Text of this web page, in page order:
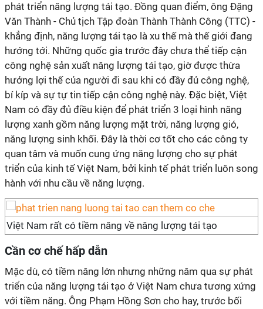
phát triển năng lượng tái tạo. Đồng quan điểm, ông Đặng
Văn Thành - Chủ tịch Tập đoàn Thành Thành Công (TTC) -
khẳng định, năng lượng tái tạo là xu thế mà thế giới đang
hướng tới. Những quốc gia trước đây chưa thể tiếp cận
công nghệ sản xuất năng lượng tái tạo, giờ được thừa
hưởng lợi thế của người đi sau khi có đầy đủ công nghệ,
bí kíp và sự tự tin tiếp cận công nghệ này. Đặc biệt, Việt
Nam có đầy đủ điều kiện để phát triển 3 loại hình năng
lượng xanh gồm năng lượng mặt trời, năng lượng gió,
năng lượng sinh khối. Đây là thời cơ tốt cho các công ty
quan tâm và muốn cung ứng năng lượng cho sự phát
triển của kinh tế Việt Nam, bởi kinh tế phát triển luôn song
hành với nhu cầu về năng lượng.
Việt Nam rất có tiềm năng về năng lượng tái tạo
Cần cơ chế hấp dẫn
Mặc dù, có tiềm năng lớn nhưng những năm qua sự phát
triển của năng lượng tái tạo ở Việt Nam chưa tương xứng
với tiềm năng. Ông Phạm Hồng Sơn cho hay, trước bối